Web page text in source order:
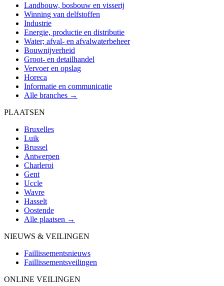
Landbouw, bosbouw en visserij
Winning van delfstoffen
Industrie
Energie, productie en distributie
Water; afval- en afvalwaterbeheer
Bouwnijverheid
Groot- en detailhandel
Vervoer en opslag
Horeca
Informatie en communicatie
Alle branches →
PLAATSEN
Bruxelles
Luik
Brussel
Antwerpen
Charleroi
Gent
Uccle
Wavre
Hasselt
Oostende
Alle plaatsen →
NIEUWS & VEILINGEN
Faillissementsnieuws
Faillissementsveilingen
ONLINE VEILINGEN